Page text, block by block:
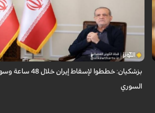
قال الرئيس الايراني مسعود بزشكيان ان الأعداء
بإمكانهم السيطرة على إيران خلال 48 ساعة كما فعلوا مع سوريا.
بزشكيان: خططوا
السوري